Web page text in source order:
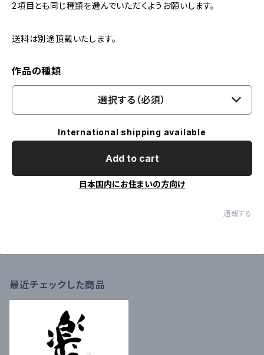
2項目とも同じ種類を選んでいただくようお願いします。
送料は別途頂戴いたします。
作品の種類
選択する（必須）
International shipping available
Add to cart
日本国内にお住まいの方向け
通報する
最近チェックした商品